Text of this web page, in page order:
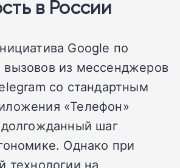
в России
Google по
из мессенджеров
со стандартным
«Телефон»
шаг
Однако при
технологии на